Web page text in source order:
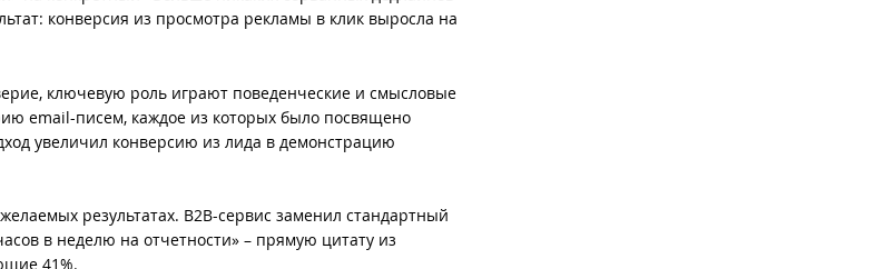
конверсия из просмотра рекламы в клик выросла на
ключевую роль играют поведенческие и смысловые
email-писем, каждое из которых было посвящено
увеличил конверсию из лида в демонстрацию
результатах. B2B-сервис заменил стандартный
в неделю на отчетности» – прямую цитату из
41%.